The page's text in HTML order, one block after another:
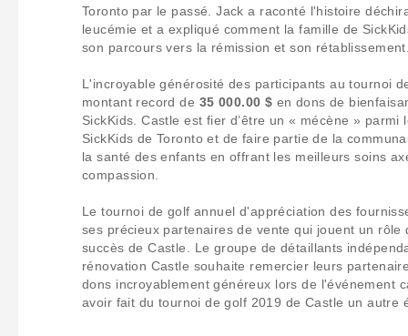
Toronto par le passé. Jack a raconté l'histoire
leucémie et a expliqué comment la famille de
son parcours vers la rémission et son
L'incroyable générosité des participants au tournoi
montant record de 35 000.00 $ en dons de
SickKids. Castle est fier d’être un « mécène » parmi
SickKids de Toronto et de faire partie de la
la santé des enfants en offrant les meilleurs soins
compassion.
Le tournoi de golf annuel d'appréciation des
ses précieux partenaires de vente qui jouent un rôle
succès de Castle. Le groupe de détaillants
rénovation Castle souhaite remercier leurs
dons incroyablement généreux lors de l'événement
avoir fait du tournoi de golf 2019 de Castle un autre